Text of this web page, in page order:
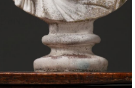
BENZER ÜRÜNLER